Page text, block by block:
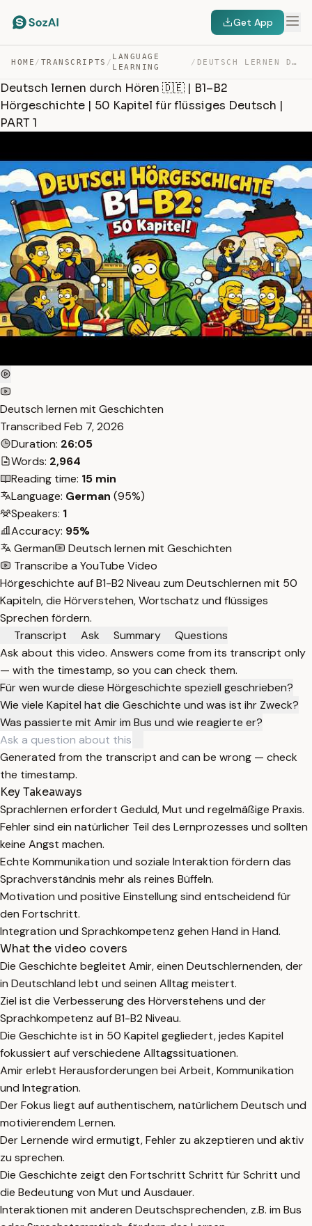
Get App
HOME / TRANSCRIPTS /
LANGUAGE
LEARNING
/ DEUTSCH LERNEN DURCH HÖREN 🇩🇪 | B1–B2 HÖRGESCHICHTE | 5… — TRANSCRIPT
Deutsch lernen durch Hören 🇩🇪 | B1–B2
Hörgeschichte | 50 Kapitel für flüssiges Deutsch |
PART 1
Deutsch lernen mit Geschichten
Transcribed Feb 7, 2026
Duration: 26:05
Words: 2,964
Reading time: 15 min
Language: German (95%)
Speakers: 1
Accuracy: 95%
German
Deutsch lernen mit Geschichten
Transcribe a YouTube Video
Hörgeschichte auf B1-B2 Niveau zum Deutschlernen mit 50
Kapiteln, die Hörverstehen, Wortschatz und flüssiges
Sprechen fördern.
Transcript
Ask Summary
Questions
Ask about this video. Answers come from its transcript only
— with the timestamp, so you can check them.
Für wen wurde diese Hörgeschichte speziell geschrieben?
Wie viele Kapitel hat die Geschichte und was ist ihr Zweck?
Was passierte mit Amir im Bus und wie reagierte er?
Generated from the transcript and can be wrong — check
the timestamp.
Key Takeaways
Sprachlernen erfordert Geduld, Mut und regelmäßige Praxis.
Fehler sind ein natürlicher Teil des Lernprozesses und sollten
keine Angst machen.
Echte Kommunikation und soziale Interaktion fördern das
Sprachverständnis mehr als reines Büffeln.
Motivation und positive Einstellung sind entscheidend für
den Fortschritt.
Integration und Sprachkompetenz gehen Hand in Hand.
What the video covers
Die Geschichte begleitet Amir, einen Deutschlernenden, der
in Deutschland lebt und seinen Alltag meistert.
Ziel ist die Verbesserung des Hörverstehens und der
Sprachkompetenz auf B1-B2 Niveau.
Die Geschichte ist in 50 Kapitel gegliedert, jedes Kapitel
fokussiert auf verschiedene Alltagssituationen.
Amir erlebt Herausforderungen bei Arbeit, Kommunikation
und Integration.
Der Fokus liegt auf authentischem, natürlichem Deutsch und
motivierendem Lernen.
Der Lernende wird ermutigt, Fehler zu akzeptieren und aktiv
zu sprechen.
Die Geschichte zeigt den Fortschritt Schritt für Schritt und
die Bedeutung von Mut und Ausdauer.
Interaktionen mit anderen Deutschsprechenden, z.B. im Bus